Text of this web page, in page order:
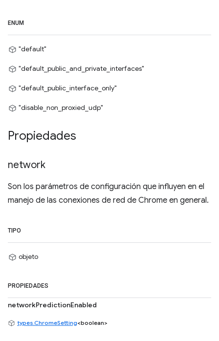
ENUM
"default"
"default_public_and_private_interfaces"
"default_public_interface_only"
"disable_non_proxied_udp"
Propiedades
network
Son los parámetros de configuración que influyen en el
manejo de las conexiones de red de Chrome en general.
TIPO
objeto
PROPIEDADES
networkPredictionEnabled
types.ChromeSetting<boolean>